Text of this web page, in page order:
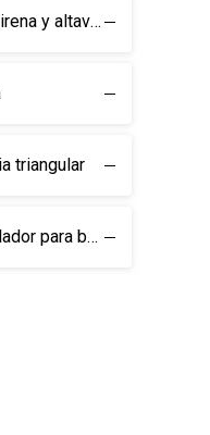
Amplificador de sirena y altavoz
triangular
Interruptor controlador para barras de luces